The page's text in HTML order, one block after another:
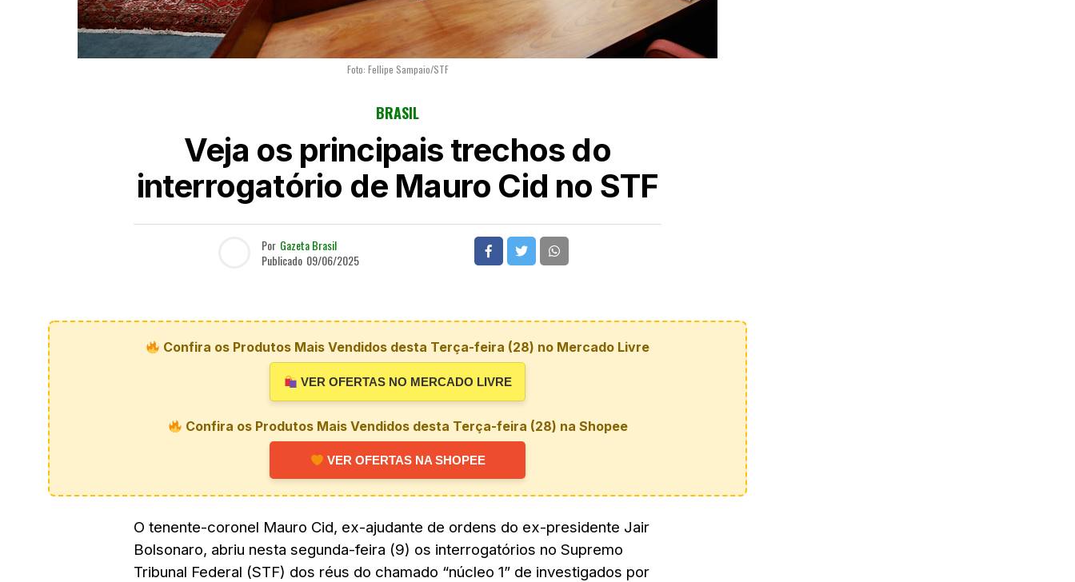
Foto: Fellipe Sampaio/STF
BRASIL
Veja os principais trechos do
interrogatório de Mauro Cid no STF
Por Gazeta Brasil
Publicado 09/06/2025
Confira os Produtos Mais Vendidos desta Terça-feira (28) no Mercado Livre
VER OFERTAS NO MERCADO LIVRE
Confira os Produtos Mais Vendidos desta Terça-feira (28) na Shopee
VER OFERTAS NA SHOPEE
O tenente-coronel Mauro Cid, ex-ajudante de ordens do ex-presidente Jair
Bolsonaro, abriu nesta segunda-feira (9) os interrogatórios no Supremo
Tribunal Federal (STF) dos réus do chamado “núcleo 1” de investigados por